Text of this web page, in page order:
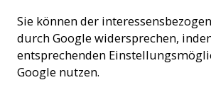
Sie können der
durch Google widersprechen,
entsprechenden
Google nutzen.